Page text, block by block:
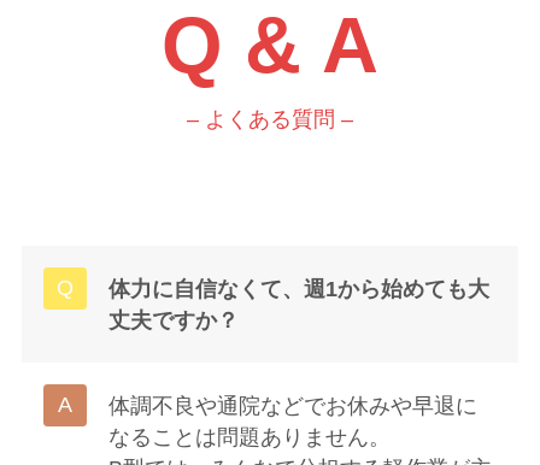
Q & A
– よくある質問 –
体力に自信なくて、週1から始めても大
丈夫ですか？
体調不良や通院などでお休みや早退に
なることは問題ありません。